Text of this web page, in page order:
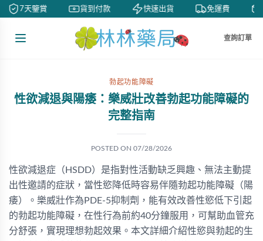
7天鑒賞 貨到付款 快速出貨 免運費
查詢訂單
勃起功能障礙
性欲減退與陽痿：樂威壯改善勃起功能障礙的
完整指南
POSTED ON 07/28/2026
性欲減退症（HSDD）是指對性活動缺乏興趣、無法主動提
出性邀請的症狀，當性慾降低時容易伴隨勃起功能障礙（陽
痿）。樂威壯作為PDE-5抑制劑，能有效改善性慾低下引起
的勃起功能障礙，在性行為前約40分鐘服用，可幫助血管充
分舒張，實現理想勃起效果。本文詳細介紹性慾與勃起的生